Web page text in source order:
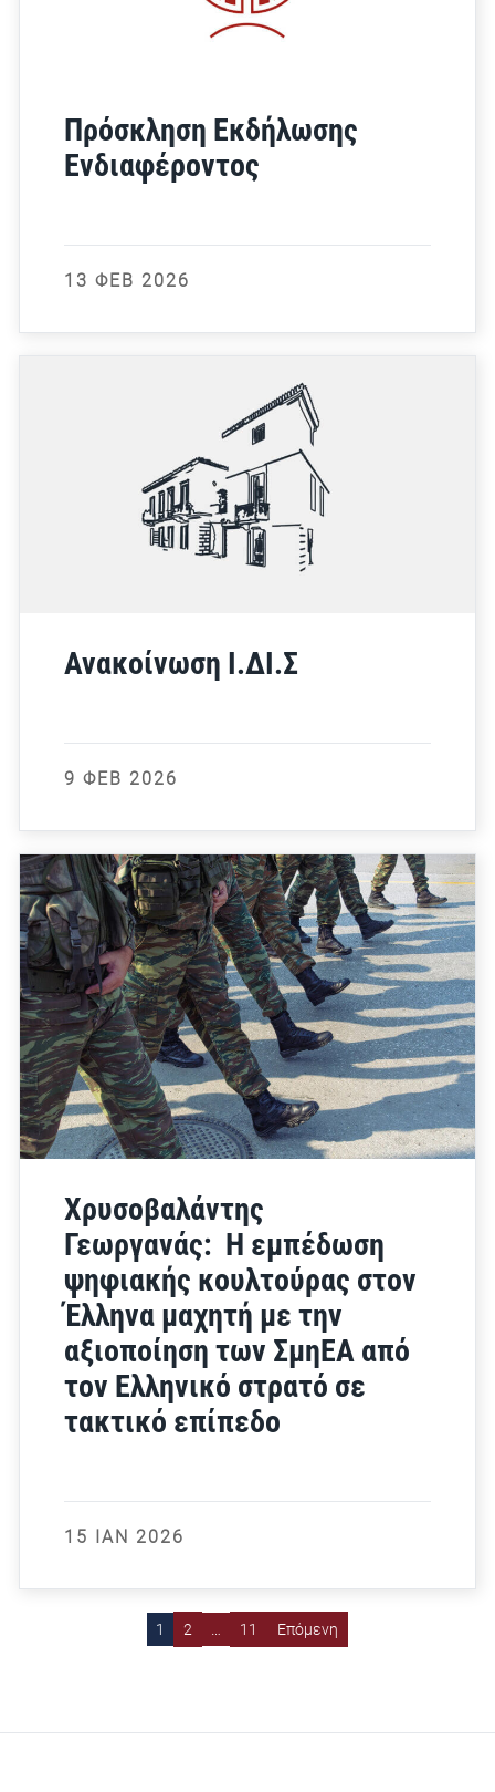
Πρόσκληση Εκδήλωσης
Ενδιαφέροντος
13 ΦΕΒ 2026
Ανακοίνωση Ι.ΔΙ.Σ
9 ΦΕΒ 2026
Χρυσοβαλάντης
Γεωργανάς: H εμπέδωση
ψηφιακής κουλτούρας στον
Έλληνα μαχητή με την
αξιοποίηση των ΣμηΕΑ από
τον Ελληνικό στρατό σε
τακτικό επίπεδο
15 ΙΑΝ 2026
1 2 11 Επόμενη